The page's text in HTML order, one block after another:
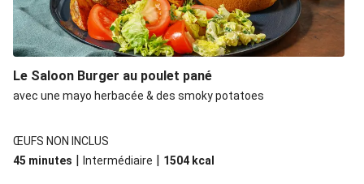
Le Saloon Burger au poulet pané
avec une mayo herbacée & des smoky potatoes
ŒUFS NON INCLUS
45 minutes | Intermédiaire | 1504 kcal